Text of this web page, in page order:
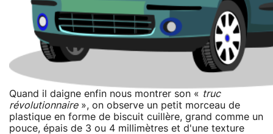
Quand il daigne enfin nous montrer son « truc
révolutionnaire», on observe un petit morceau de
plastique en forme de biscuit cuillère, grand comme un
pouce, épais de 3 ou 4 millimètres et d'une texture